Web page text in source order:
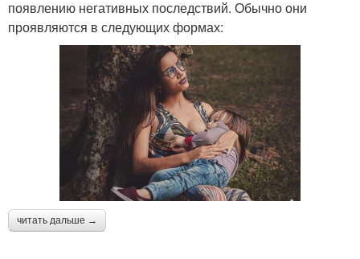
появлению негативных последствий. Обычно они
проявляются в следующих формах:
читать дальше →